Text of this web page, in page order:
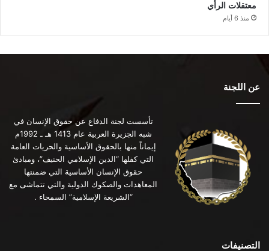
معتقلات الرأي
منذ 6 أيام
عن اللجنة
تأسست لجنة الدفاع عن حقوق الإنسان في
شبه الجزيرة العربية عام 1413 هـ ـ 1992م
إيماناً منها بالحقوق الأساسية والحريات العامة
التي كفلها “الدين الإسلامي الحنيف”، ومبادئ
حقوق الإنسان الأساسية التي ضمنتها
المعاهدات والصكوك الدولية والتي تتماشى مع
“الشريعة الإسلامية” السمحاء .
التصنيفات